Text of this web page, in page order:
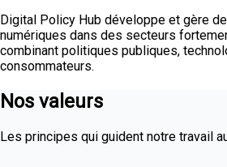
Digital Policy Hub développe et gère
numériques dans des secteurs
combinant politiques publiques,
consommateurs.
Nos valeurs
Les principes qui guident notre travail